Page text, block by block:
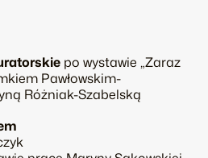
po wystawie „Zaraz
Pawłowskim-
Różniak-Szabelską